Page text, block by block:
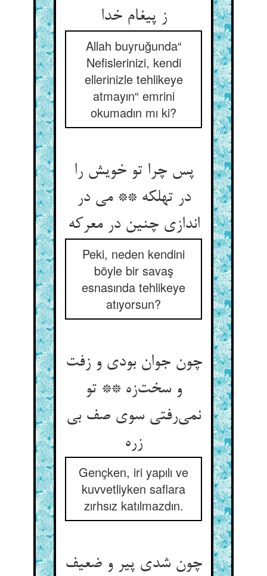
ز پیغام خدا
Allah buyruğunda“
Nefislerinizi, kendi
ellerinizle tehlikeye
atmayın“ emrini
okumadın mı ki?
پس چرا تو خویش را
در تهلکه ** می در
اندازی چنین در معرکه
Peki, neden kendini
böyle bir savaş
esnasında tehlikeye
atıyorsun?
چون جوان بودی و زفت
و سخت‌زه ** تو
نمی‌رفتی سوی صف بی
زره
Gençken, iri yapılı ve
kuvvetliyken saflara
zırhsız katılmazdın.
چون شدی پیر و ضعیف